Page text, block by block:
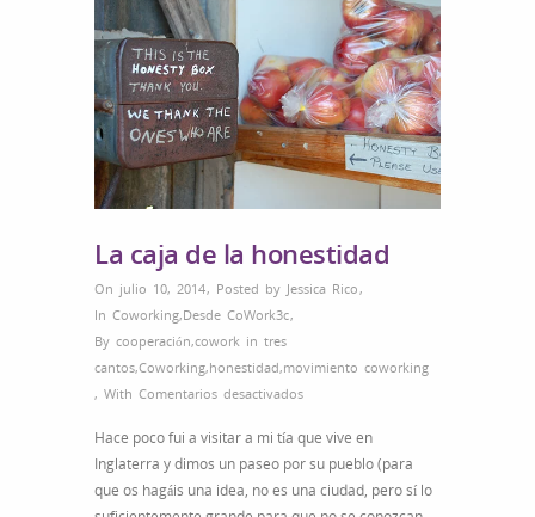
La caja de la honestidad
On julio 10, 2014, Posted by Jessica Rico,
In Coworking,Desde CoWork3c,
By cooperación,cowork in tres
cantos,Coworking,honestidad,movimiento coworking
, With Comentarios desactivadosen
caja
de
la
Hace poco fui a visitar a mi tía que vive en
Inglaterra y dimos un paseo por su pueblo (para
que os hagáis una idea, no es una ciudad, pero sí lo